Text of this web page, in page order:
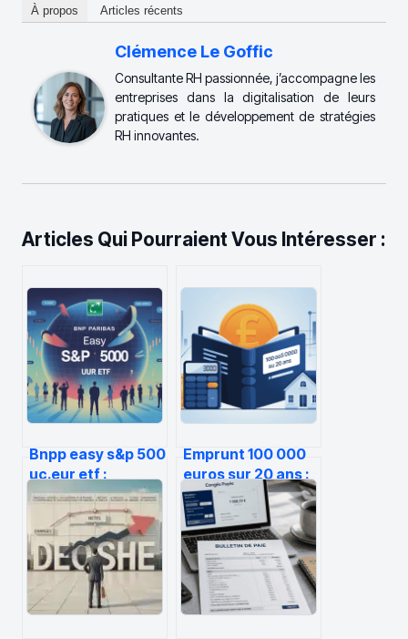
À propos Articles récents
Clémence Le Goffic
Consultante RH passionnée, j’accompagne les
entreprises dans la digitalisation de leurs
pratiques et le développement de stratégies
RH innovantes.
Articles Qui Pourraient Vous Intéresser :
Bnpp easy s&p 500
uc.eur etf :
fonctionnement,
frais et avis
détaillé
Emprunt 100 000
euros sur 20 ans :
mensualité, coût
réel et conseils